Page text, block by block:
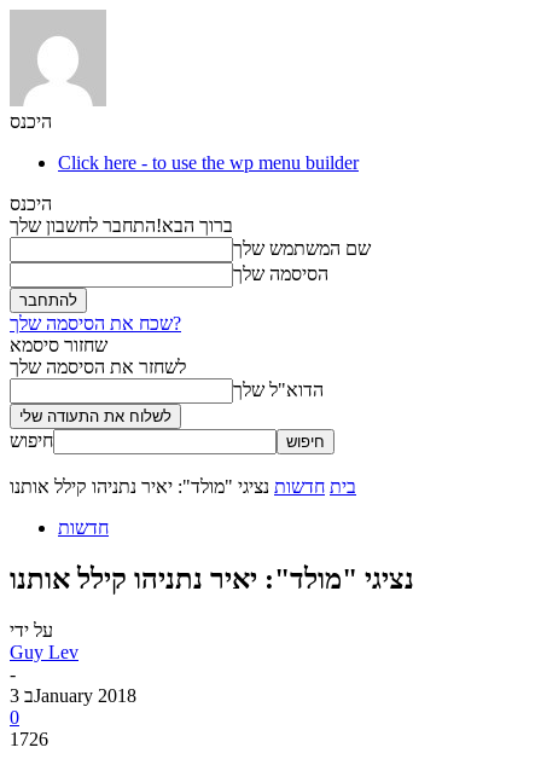
היכנס
Click here - to use the wp menu builder
היכנס
ברוך הבא!התחבר לחשבון שלך
שם המשתמש שלך
הסיסמה שלך
שכח את הסיסמה שלך?
שחזור סיסמא
לשחזר את הסיסמה שלך
הדוא"ל שלך
חיפוש
בית חדשות נציגי "מולד": יאיר נתניהו קילל אותנו
חדשות
נציגי "מולד": יאיר נתניהו קילל אותנו
על ידי
Guy Lev
-
3 בJanuary 2018
0
1726